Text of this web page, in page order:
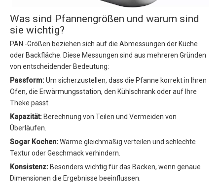
Was sind Pfannengrößen und warum sind
sie wichtig?
PAN -Größen beziehen sich auf die Abmessungen der Küche
oder Backfläche. Diese Messungen sind aus mehreren Gründen
von entscheidender Bedeutung:
Passform:Um sicherzustellen, dass die Pfanne korrekt in Ihren
Ofen, die Erwärmungsstation, den Kühlschrank oder auf Ihre
Theke passt.
Kapazität: Berechnung von Teilen und Vermeiden von
Überläufen.
Sogar Kochen:Wärme gleichmäßig verteilen und schlechte
Textur oder Geschmack verhindern.
Konsistenz: Besonders wichtig für das Backen, wenn genaue
Dimensionen die Ergebnisse beeinflussen.